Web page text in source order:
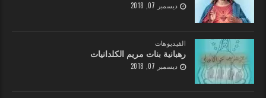
ديسمبر 07, 2018
الفيديوهات
رهبانية بنات مريم الكلدانيات
ديسمبر 07, 2018